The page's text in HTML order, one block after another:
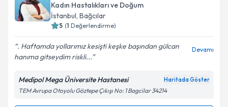
E-posta Adresiniz
Kişisel verilerimin işlenmesine ilişkin
kapsamda işlenmesini kabul ediyorum.
Kadın Hastalıkları ve Doğum
İstanbul, Bağcılar
5 (1 Değerlendirme)
. Haftamda yollarımız kesişti keşke başından gülcan
hanıma gitseydim riskli...
Devamı
Medipol Mega Üniversite Hastanesi Haritada Göster
TEM Avrupa Otoyolu Göztepe Çıkışı No: 1 Bagcilar 34214